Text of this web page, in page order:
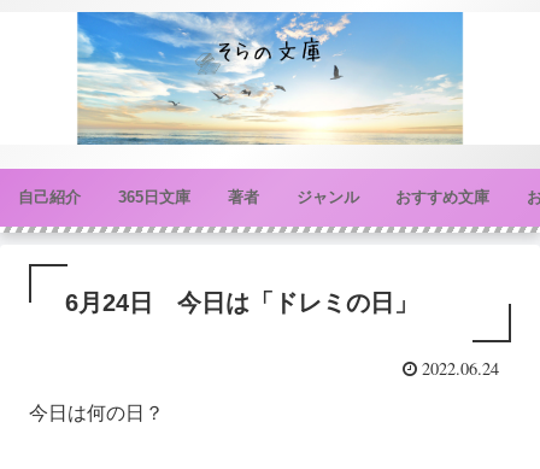
自己紹介 365日文庫 著者 ジャンル おすすめ文庫
6月24日 今日は「ドレミの日」
2022.06.24
今日は何の日？